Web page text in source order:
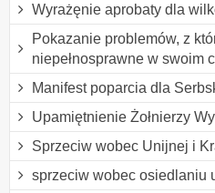
Wyrażęnie aprobaty dla
Pokazanie problemów, z
niepełnosprawne w swoim
Manifest poparcia dla
Upamiętnienie Żołnierzy
Sprzeciw wobec Unijnej i
sprzeciw wobec osiedlaniu